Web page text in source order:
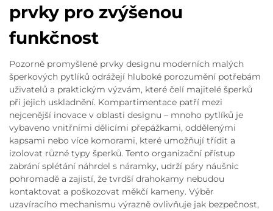
prvky pro zvýšenou
funkčnost
Pozorně promyšlené prvky designu moderních malých
šperkových pytlíků odrážejí hluboké porozumění potřebám
uživatelů a praktickým výzvám, které čelí majitelé šperků
při jejich uskladnění. Kompartimentace patří mezi
nejcenější inovace v oblasti designu – mnoho pytlíků je
vybaveno vnitřními dělicími přepážkami, oddělenými
kapsami nebo více komorami, které umožňují třídit a
izolovat různé typy šperků. Tento organizační přístup
zabrání splétání náhrdel s náramky, udrží páry náušnic
pohromadě a zajistí, že tvrdší drahokamy nebudou
kontaktovat a poškozovat měkčí kameny. Výběr
uzavíracího mechanismu výrazně ovlivňuje jak bezpečnost,